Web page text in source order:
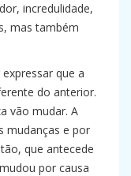
incredulidade,
mas também
que a
do anterior.
vão mudar. A
mudanças e por
que antecede
por causa